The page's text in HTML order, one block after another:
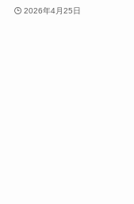
2026年4月25日